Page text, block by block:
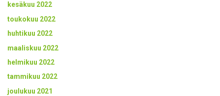
kesäkuu 2022
toukokuu 2022
huhtikuu 2022
maaliskuu 2022
helmikuu 2022
tammikuu 2022
joulukuu 2021